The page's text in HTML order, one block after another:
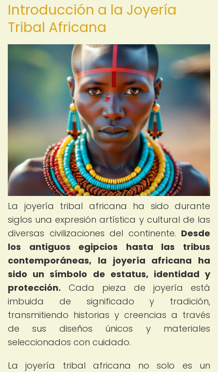
Introducción a la Joyería
Tribal Africana
La joyería tribal africana ha sido durante
siglos una expresión artística y cultural de las
diversas civilizaciones del continente. Desde
los antiguos egipcios hasta las tribus
contemporáneas, la joyería africana ha
sido un símbolo de estatus, identidad y
protección. Cada pieza de joyería está
imbuida de significado y tradición,
transmitiendo historias y creencias a través
de sus diseños únicos y materiales
seleccionados con cuidado.
La joyería tribal africana no solo es un